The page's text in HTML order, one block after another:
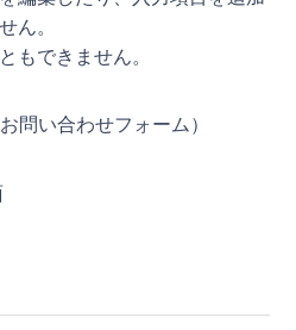
ん。
もできません。
問い合わせフォーム）